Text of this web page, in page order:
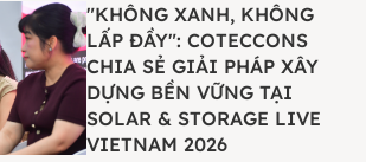
"KHÔNG XANH, KHÔNG
LẤP ĐẦY": COTECCONS
CHIA SẺ GIẢI PHÁP XÂY
DỰNG BỀN VỮNG TẠI
SOLAR & STORAGE LIVE
VIETNAM 2026